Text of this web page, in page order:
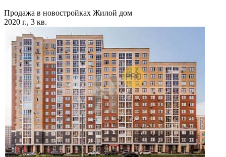
Продажа в новостройках Жилой дом
2020 г., 3 кв.